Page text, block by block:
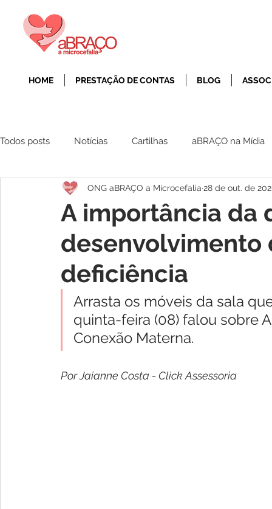
HOME PRESTAÇÃO DE CONTAS BLOG
Todos posts Notícias Cartilhas aBRAÇO na Mídia
A importância da
desenvolvimento
deficiência
ONG aBRAÇO a Microcefalia 28 de out. de
Arrasta os móveis da sala
quinta-feira (08) falou sobre
Conexão Materna.
Por Jaianne Costa - Click Assessoria